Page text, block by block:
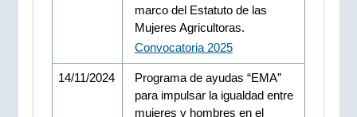
marco del Estatuto de las
Mujeres Agricultoras.
Convocatoria 2025
14/11/2024
Programa de ayudas “EMA”
para impulsar la igualdad entre
mujeres y hombres en el